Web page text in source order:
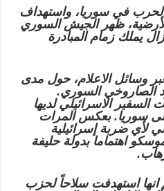
في سوريا، واستهداف
ظهر الجيش السوري
يملك زمام المبادرة
وسائل الاعلام، حول مدى
الصاروخي السوري.
الاسرائيلي لديها
سوريا. بعكس المرات
لأي ضربة إسرائيلية
اهتماما بدولة حليفة
انها استهدفت سلاحاً لحزب